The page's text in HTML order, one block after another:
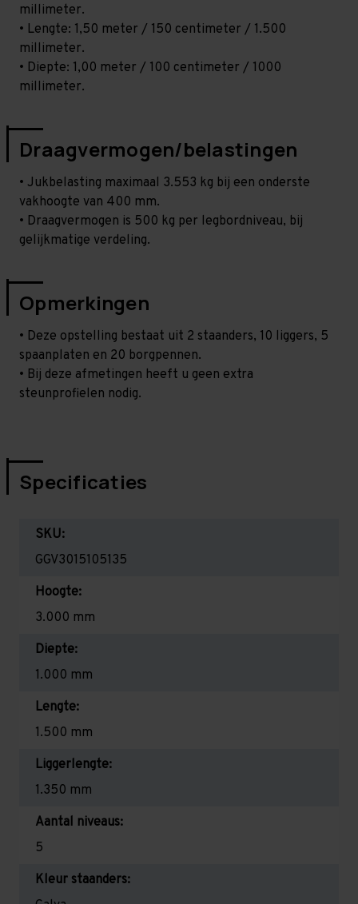
millimeter.
• Lengte: 1,50 meter / 150 centimeter / 1.500
millimeter.
• Diepte: 1,00 meter / 100 centimeter / 1000
millimeter.
Draagvermogen/belastingen
• Jukbelasting maximaal 3.553 kg bij een onderste
vakhoogte van 400 mm.
• Draagvermogen is 500 kg per legbordniveau, bij
gelijkmatige verdeling.
Opmerkingen
• Deze opstelling bestaat uit 2 staanders, 10 liggers, 5
spaanplaten en 20 borgpennen.
• Bij deze afmetingen heeft u geen extra
steunprofielen nodig.
Specificaties
SKU:
GGV3015105135
Hoogte:
3.000 mm
Diepte:
1.000 mm
Lengte:
1.500 mm
Liggerlengte:
1.350 mm
Aantal niveaus:
5
Kleur staanders: